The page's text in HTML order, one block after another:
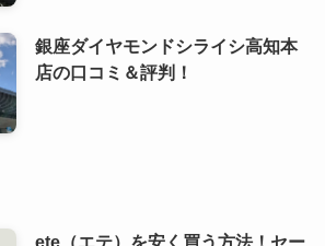
銀座ダイヤモンドシライシ高知本
店の口コミ＆評判！
ete（エテ）を安く買う方法！セー